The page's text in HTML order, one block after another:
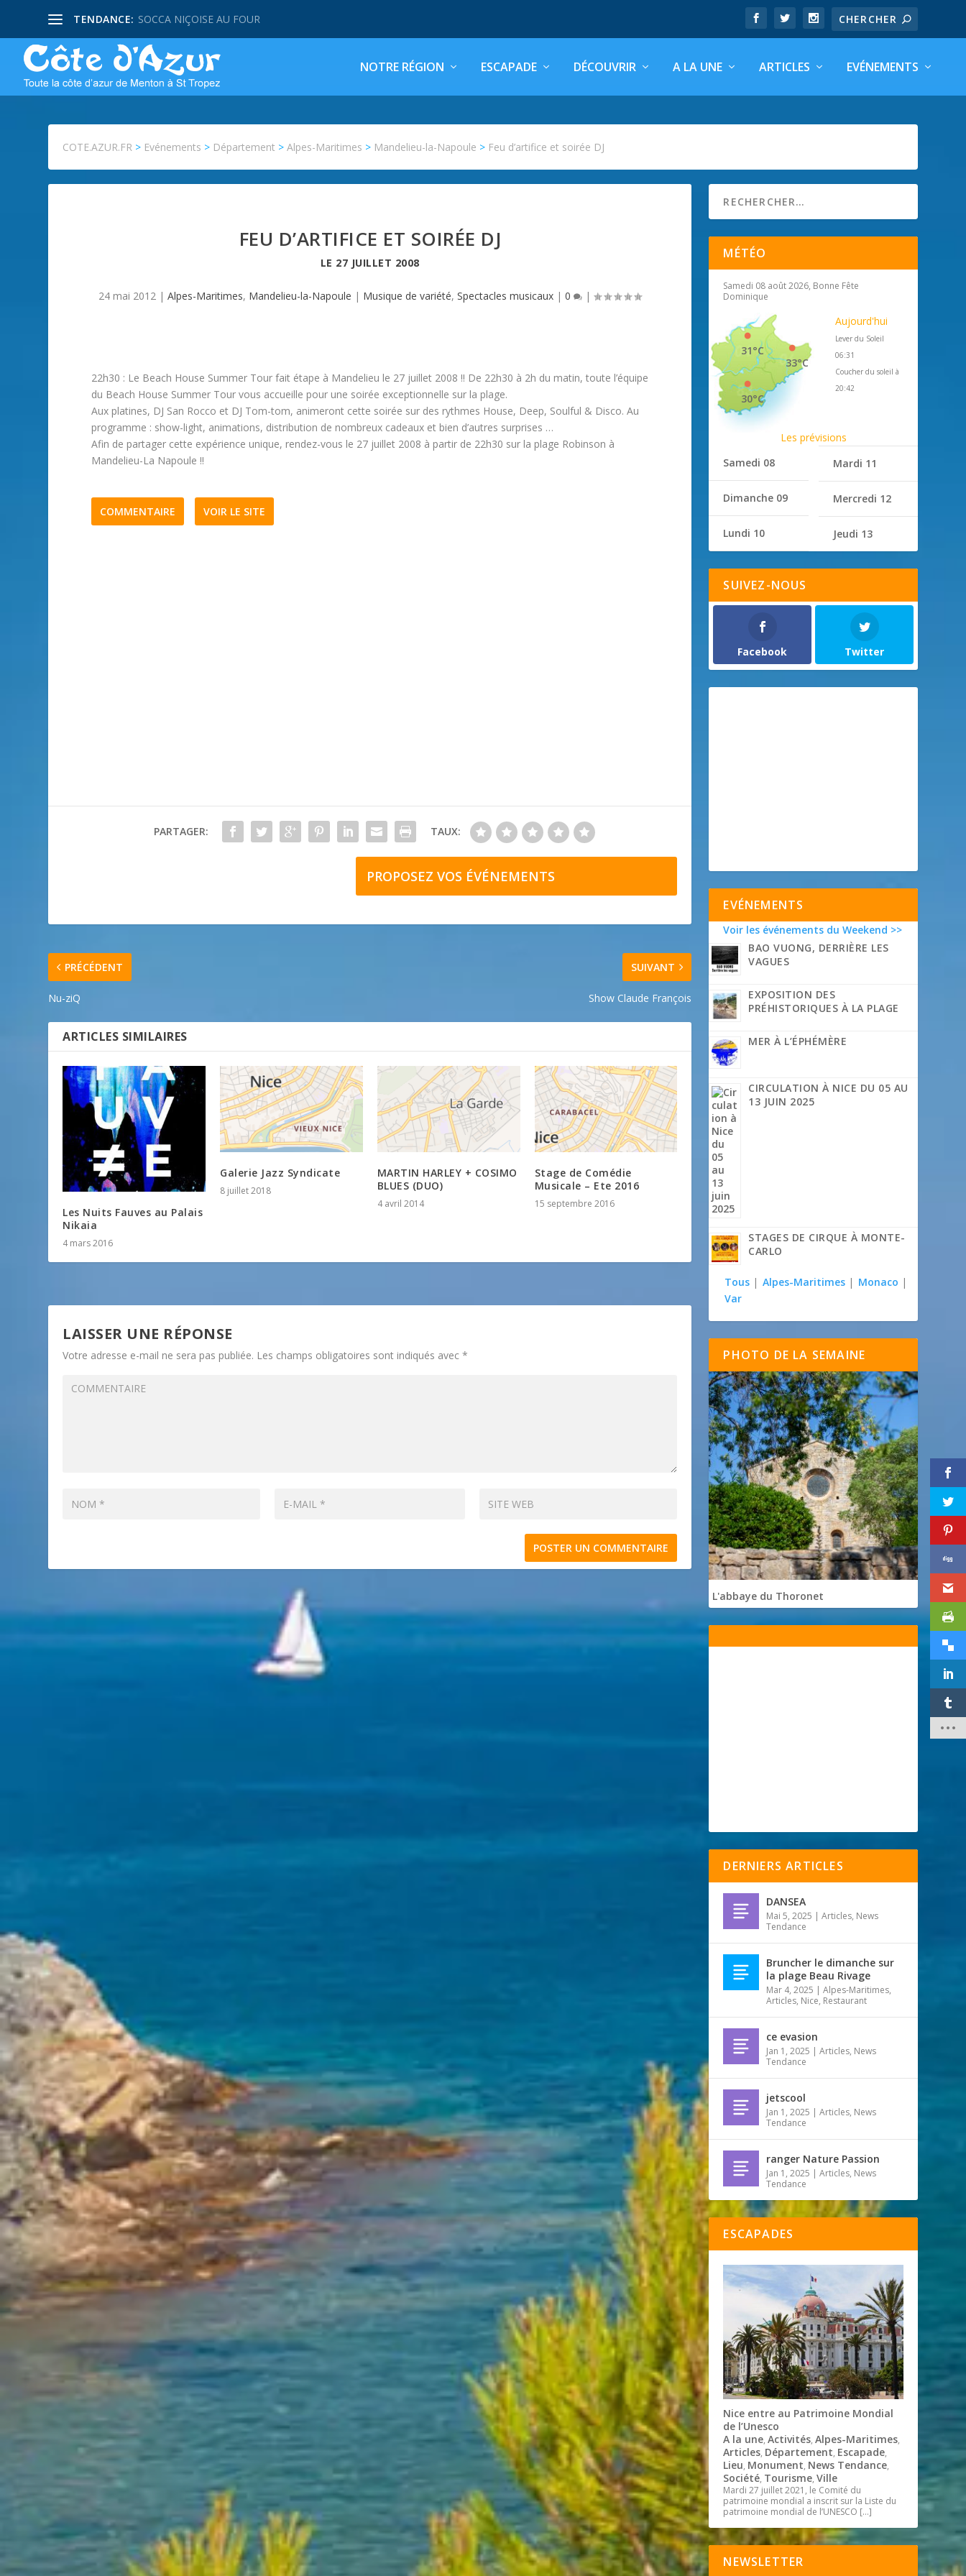
TENDANCE: SOCCA NIÇOISE AU FOUR
NOTRE RÉGION ESCAPADE DÉCOUVRIR A LA UNE ARTICLES EVÉNEMENTS
COTE.AZUR.FR > Evénements > Département >Alpes-Maritimes > Mandelieu-la-Napoule > Feu d’artifice et soirée DJ
FEU D’ARTIFICE ET SOIRÉE DJ
LE 27 JUILLET 2008
24 mai 2012 |Alpes-Maritimes, Mandelieu-la-Napoule | Musique de variété,Spectacles musicaux |0 |
22h30 : Le Beach House Summer Tour fait étape à Mandelieu le 27 juillet 2008 !! De 22h30 à 2h du matin, toute l’équipe
du Beach House Summer Tour vous accueille pour une soirée exceptionnelle sur la plage.
Aux platines, DJ San Rocco et DJ Tom-tom, animeront cette soirée sur des rythmes House, Deep, Soulful & Disco. Au
programme : show-light, animations, distribution de nombreux cadeaux et bien d’autres surprises …
Afin de partager cette expérience unique, rendez-vous le 27 juillet 2008 à partir de 22h30 sur la plage Robinson à
Mandelieu-La Napoule !!
COMMENTAIRE VOIR LE SITE
PARTAGER: TAUX:
PROPOSEZ VOS ÉVÉNEMENTS
PRÉCÉDENT
Nu-ziQ
SUIVANT
Show Claude François
ARTICLES SIMILAIRES
Les Nuits Fauves au Palais
Nikaia
4 mars 2016
Galerie Jazz Syndicate
8 juillet 2018
MARTIN HARLEY + COSIMO
BLUES (DUO)
4 avril 2014
Stage de Comédie
Musicale – Ete 2016
15 septembre 2016
LAISSER UNE RÉPONSE
Votre adresse e-mail ne sera pas publiée. Les champs obligatoires sont indiqués avec*
MÉTÉO
Samedi 08 août 2026, Bonne Fête
Dominique
33°C
31°C
30°C
Aujourd'hui
Lever du Soleil
06:31
Coucher du soleil à
20:42
Les prévisions
Samedi 08
Dimanche 09
Lundi 10
Mardi 11
Mercredi 12
Jeudi 13
SUIVEZ-NOUS
Facebook Twitter
EVÉNEMENTS
Voir les événements du Weekend >>
BAO VUONG, DERRIÈRE LES
VAGUES
EXPOSITION DES
PRÉHISTORIQUES À LA PLAGE
MER À L’ÉPHÉMÈRE
CIRCULATION À NICE DU 05 AU
13 JUIN 2025
STAGES DE CIRQUE À MONTE-
CARLO
Tous | Alpes-Maritimes | Monaco |
Var
PHOTO DE LA SEMAINE
L'abbaye du Thoronet
DERNIERS ARTICLES
DANSEA
Mai 5, 2025 |Articles, News
Tendance
Bruncher le dimanche sur
la plage Beau Rivage
Mar 4, 2025 |Alpes-Maritimes,
Articles, Nice, Restaurant
ce evasion
Jan 1, 2025 |Articles, News
Tendance
jetscool
Jan 1, 2025 |Articles, News
Tendance
ranger Nature Passion
Jan 1, 2025 |Articles, News
Tendance
ESCAPADES
Nice entre au Patrimoine Mondial
de l’Unesco
A la une,Activités,Alpes-Maritimes,
Articles, Département, Escapade,
Lieu, Monument, News Tendance,
Société, Tourisme,Ville
Mardi 27 juillet 2021, le Comité du
patrimoine mondial a inscrit sur la Liste du
patrimoine mondial de l’UNESCO […]
NEWSLETTER